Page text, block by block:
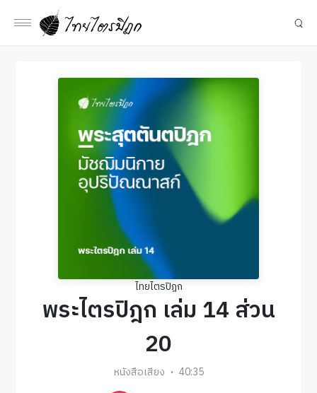
ไทยไตรปิฎก
พระไตรปิฎก เล่ม 14 ส่วน
20
หนังสือเสียง 40:35